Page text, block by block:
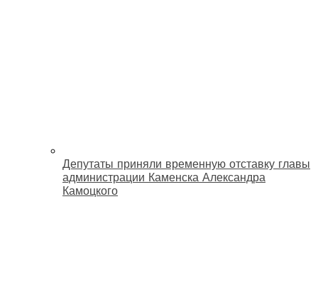
Депутаты приняли временную отставку главы
администрации Каменска Александра
Камоцкого